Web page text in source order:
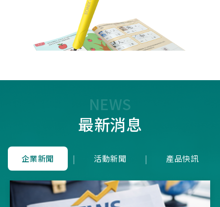
NEWS
最新消息
企業新聞 | 活動新聞 | 產品快訊